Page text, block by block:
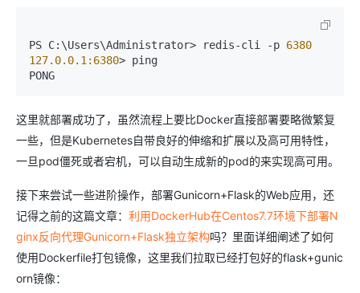
PS C:\Users\Administrator> redis-cli -p 6380
127.0.0.1:6380> ping
PONG
这里就部署成功了，虽然流程上要比Docker直接部署要略微繁复
一些，但是Kubernetes自带良好的伸缩和扩展以及高可用特性，
一旦pod僵死或者宕机，可以自动生成新的pod的来实现高可用。
接下来尝试一些进阶操作，部署Gunicorn+Flask的Web应用，还
记得之前的这篇文章： 利用DockerHub在Centos7.7环境下部署N
ginx反向代理Gunicorn+Flask独立架构吗？里面详细阐述了如何
使用Dockerfile打包镜像，这里我们拉取已经打包好的flask+gunic
orn镜像：